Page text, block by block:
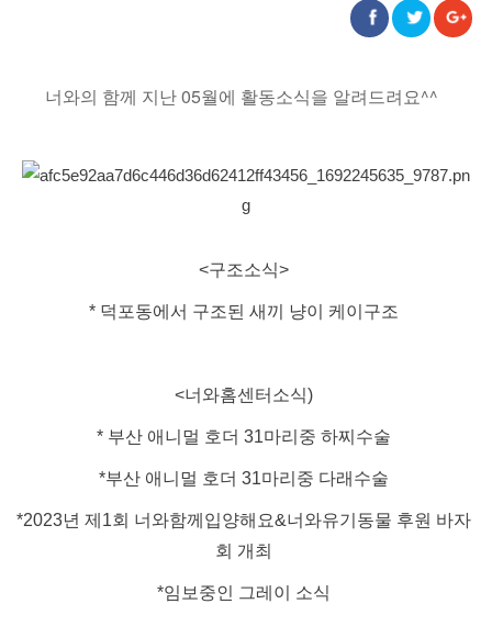
너와의 함께 지난 05월에 활동소식을 알려드려요^^
<구조소식>
* 덕포동에서 구조된 새끼 냥이 케이구조
<너와홈센터소식)
* 부산 애니멀 호더 31마리중 하찌수술
*부산 애니멀 호더 31마리중 다래수술
*2023년 제1회 너와함께입양해요&너와유기동물 후원 바자
회 개최
*임보중인 그레이 소식